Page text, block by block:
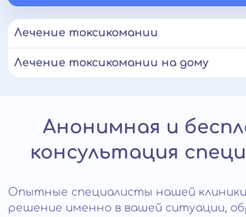
Лечение токсикомании
Лечение токсикомании на дому
Анонимная и
консультация
Опытные специалисты нашей
решение именно в вашей ситуации,